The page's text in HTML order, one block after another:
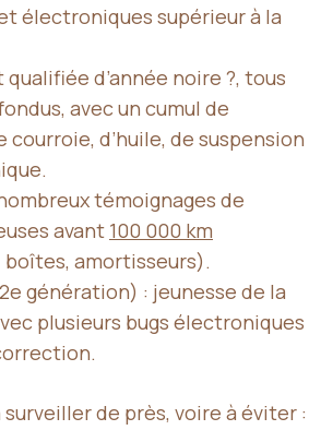
électroniques supérieur à la
qualifiée d’année noire ?, tous
avec un cumul de
courroie, d’huile, de suspension
témoignages de
avant 100 000 km
amortisseurs).
génération) : jeunesse de la
plusieurs bugs électroniques
de près, voire à éviter :